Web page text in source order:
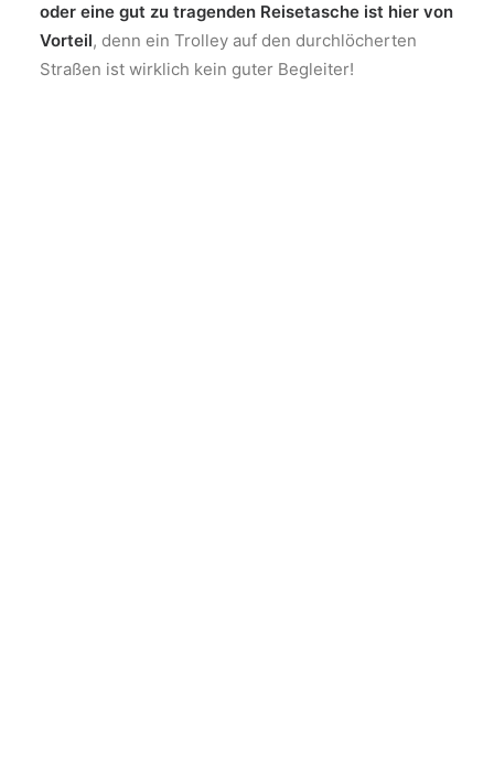
oder eine gut zu tragenden Reisetasche ist hier von
Vorteil, denn ein Trolley auf den durchlöcherten
Straßen ist wirklich kein guter Begleiter!